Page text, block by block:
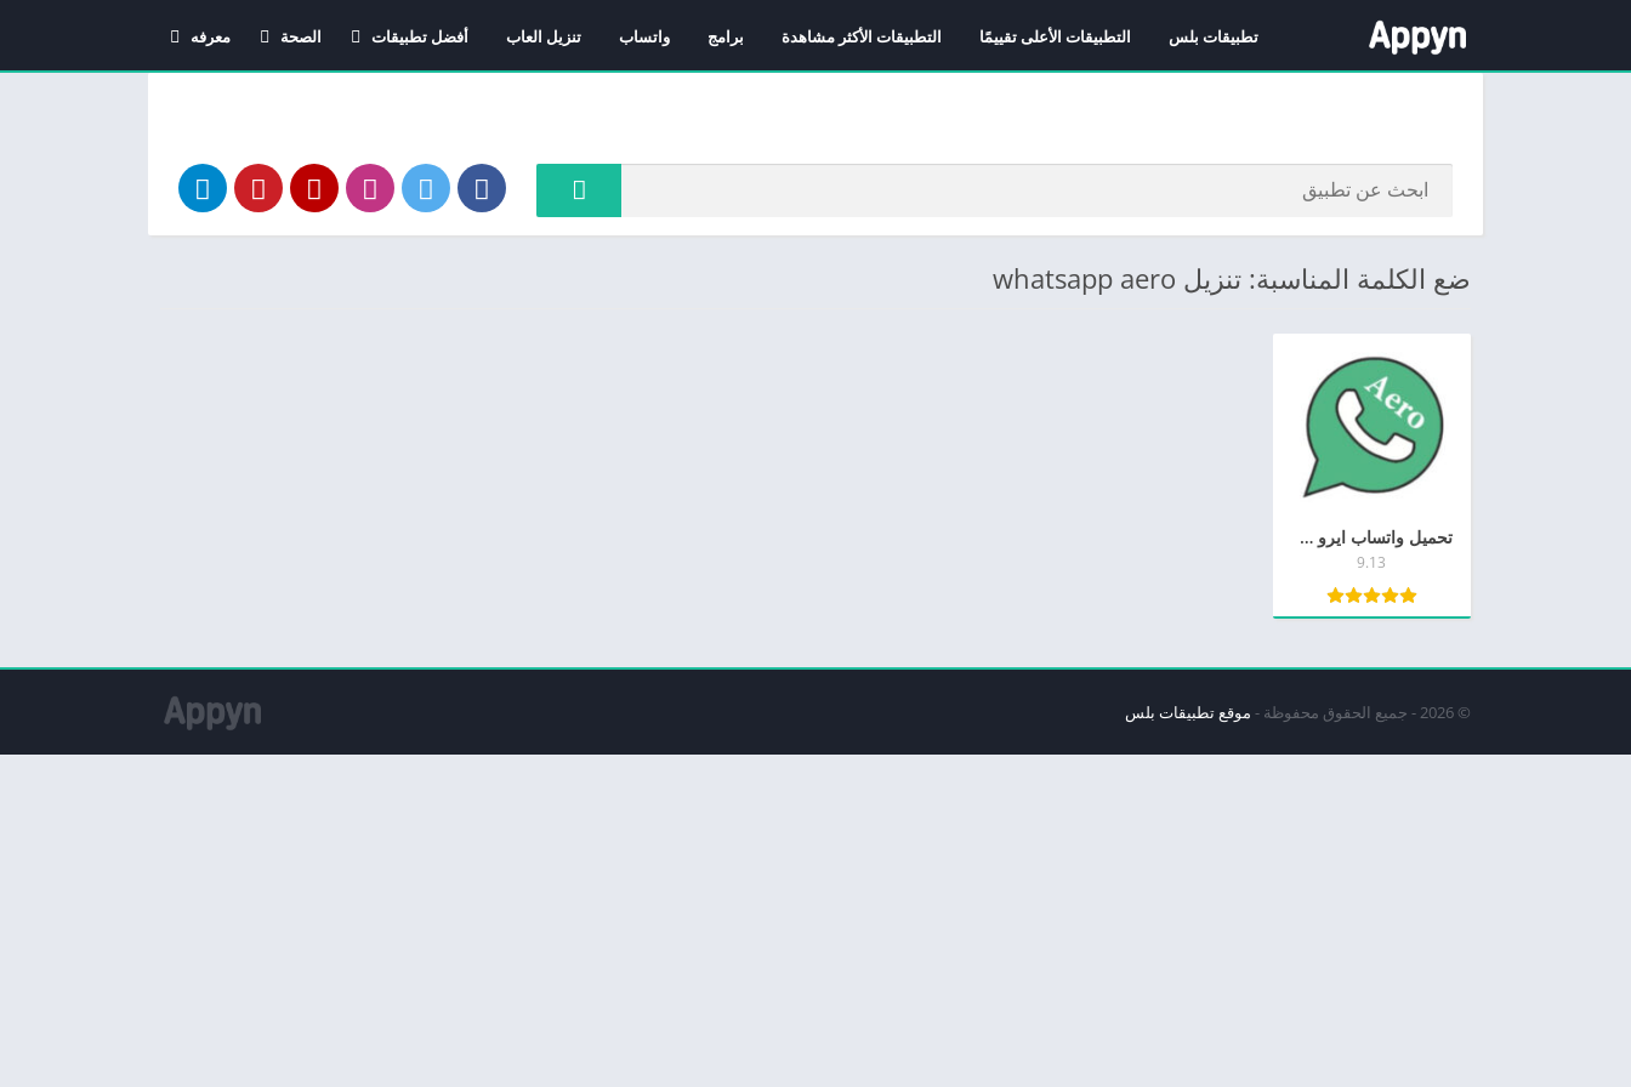
تطبيقات بلس التطبيقات الأعلى تقييمًا التطبيقات الأكثر مشاهدة برامج واتساب تنزيل العاب
أفضل تطبيقات
اندرويد
الصحة
دليل الأدوية
معرفه
معاني الاسماء
ضع الكلمة المناسبة: تنزيل whatsapp aero
تحميل واتساب ايرو 2026 whatsapp aero apk اخر اصدار
9.13
© 2026 - جميع الحقوق محفوظة - موقع تطبيقات بلس